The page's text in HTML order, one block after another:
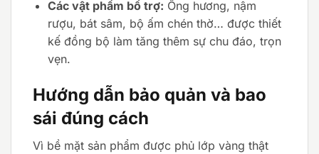
Các vật phẩm bổ trợ: Ống hương, nậm
rượu, bát sâm, bộ ấm chén thờ… được thiết
kế đồng bộ làm tăng thêm sự chu đáo, trọn
vẹn.
Hướng dẫn bảo quản và bao
sái đúng cách
Vì bề mặt sản phẩm được phủ lớp vàng thật